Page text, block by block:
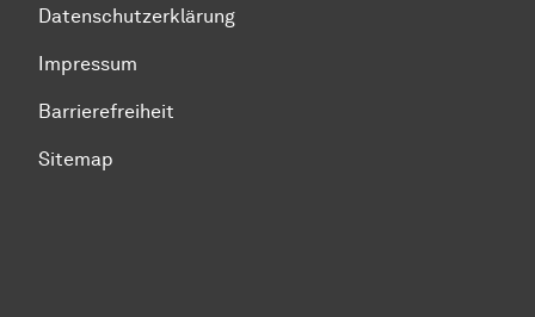
Datenschutzerklärung
Impressum
Barrierefreiheit
Sitemap